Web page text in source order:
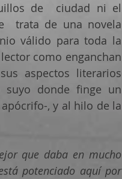
de  ciudad ni el
trata de una novela
válido para toda la
como enganchan
aspectos literarios
donde finge un
, y al hilo de la
que daba en mucho
potenciado aquí por